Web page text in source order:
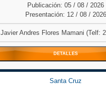
Publicación: 05 / 08 / 2026
Presentación: 12 / 08 / 2026
Javier Andres Flores Mamani (Telf:
DETALLES
Santa Cruz